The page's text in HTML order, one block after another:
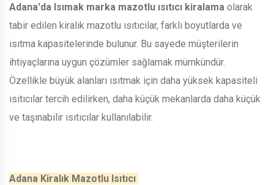
Adana'da Isımak marka mazotlu ısıtıcı kiralama olarak
tabir edilen kiralık mazotlu ısıtıcılar, farklı boyutlarda ve
ısıtma kapasitelerinde bulunur. Bu sayede müşterilerin
ihtiyaçlarına uygun çözümler sağlamak mümkündür.
Özellikle büyük alanları ısıtmak için daha yüksek kapasiteli
ısıtıcılar tercih edilirken, daha küçük mekanlarda daha küçük
ve taşınabilir ısıtıcılar kullanılabilir.
Adana Kiralık Mazotlu Isıtıcı